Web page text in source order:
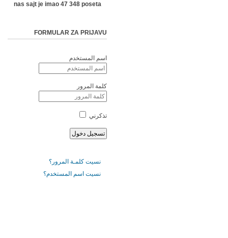
nas sajt je imao 47 348 poseta
FORMULAR ZA PRIJAVU
اسم المستخدم
كلمة المرور
تذكرني
نسيت كلمـة المرور؟
نسيت اسم المستخدم؟